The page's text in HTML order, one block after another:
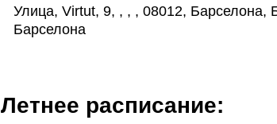
Улица, Virtut, 9, , , , 08012, Барселона,
Барселона
Летнее расписание: